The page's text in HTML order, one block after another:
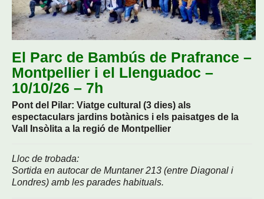
El Parc de Bambús de Prafrance –
Montpellier i el Llenguadoc –
10/10/26 – 7h
Pont del Pilar: Viatge cultural (3 dies) als
espectaculars jardins botànics i els paisatges de la
Vall Insòlita a la regió de Montpellier
Lloc de trobada:
Sortida en autocar de Muntaner 213 (entre Diagonal i
Londres) amb les parades habituals.